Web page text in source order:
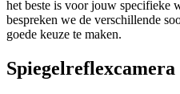
het beste is voor jouw specifieke
bespreken we de verschillende
goede keuze te maken.
Spiegelreflexcamera